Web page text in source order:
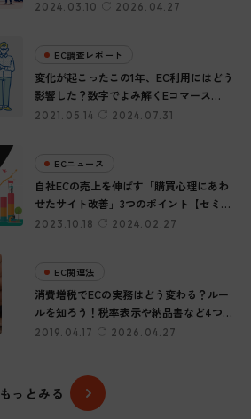
2024.03.10 2026.04.27
EC調査レポート
2021.05.14 2024.07.31
変化が起こったこの1年、EC利用にはどう
影響した？数字でよみ解くEコマース
［2021年1月〜3月 futureshopサービスま
ECニュース
2023.10.18 2024.02.27
自社ECの売上を伸ばす「購買心理にあわ
せたサイト改善」3つのポイント【セミナ
ーレポート】
EC関連法
2019.04.17 2026.04.27
消費増税でECの実務はどう変わる？ルー
ルを知ろう！税率表示や納品書など4つの
チェックポイント
もっとみる